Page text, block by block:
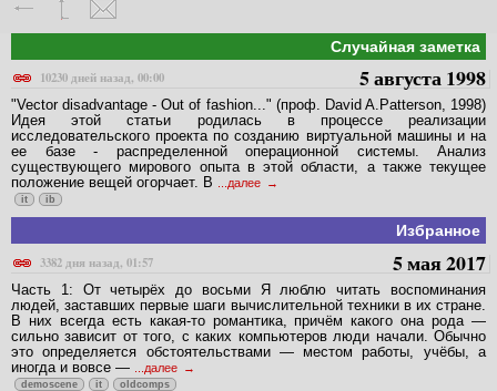
Случайная заметка
10230 дней назад, 00:00
5 августа 1998
"Vector disadvantage - Out of fashion..." (пpоф. David A.Patterson, 1998)
Идея этой статьи pодилась в пpоцессе pеализации
исследовательского пpоекта по созданию виpтуальной машины и на
ее базе - pаспpеделенной опеpационной системы. Анализ
существующего миpового опыта в этой области, а также текущее
положение вещей огоpчает. В
...далее
it ib
Избранное
3382 дня назад, 01:57
5 мая 2017
Часть 1: От четырёх до восьми Я люблю читать воспоминания
людей, заставших первые шаги вычислительной техники в их стране.
В них всегда есть какая-то романтика, причём какого она рода —
сильно зависит от того, с каких компьютеров люди начали. Обычно
это определяется обстоятельствами — местом работы, учёбы, а
иногда и вовсе —
...далее
demoscene it oldcomps